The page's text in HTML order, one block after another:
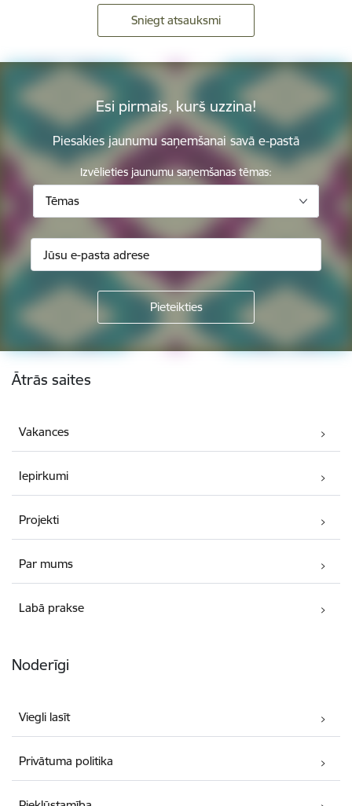
Sniegt atsauksmi
Esi pirmais, kurš uzzina!
Piesakies jaunumu saņemšanai savā e-pastā
Izvēlieties jaunumu saņemšanas tēmas:
Tēmas
Kājene
Ātrās saites
Vakances
Iepirkumi
Projekti
Par mums
Labā prakse
Noderīgi
Viegli lasīt
Privātuma politika